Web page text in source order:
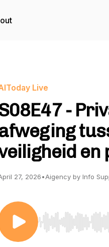
Live
-
27, 2026•Aigency by Info
Use Left/Right to